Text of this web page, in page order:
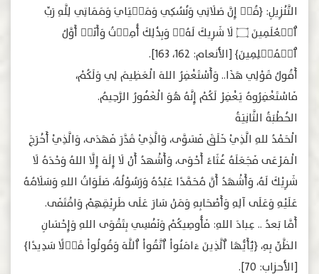
التَّنْزِيلِ: ﴿قُلۡ إِنَّ صَلَاتِي ‌وَنُسُكِي وَمَحۡيَايَ وَمَمَاتِي لِلَّهِ رَبِّ
ٱلۡعَٰلَمِينَ ۝ لَا شَرِيكَ لَهُۥۖ وَبِذَٰلِكَ أُمِرۡتُ وَأَنَا۠ أَوَّلُ
ٱلۡمُسۡلِمِينَ﴾ [الأنعام: 162، 163].
أَقُولُ قَوْلِي هَذَا.. وَأَسْتَغْفِرُ اللهَ الْعَظِيمَ لِي وَلَكُمْ،
فَاسْتَغْفِرُوهُ يَغْفِرْ لَكُمْ إِنَّهُ هُوَ الْغَفُورُ الرَّحِيمُ.
الخُطْبَةُ الثَّانِيَةُ
الْحَمْدُ للهِ الَّذِيْ خَلَقَ فَسَوَّى، وَالَّذِيْ قَدَّرَ فَهَدَى، وَالَّذِيْ أَخْرَجَ
الْـمَرْعَى فَجَعَلَهُ غُثَاءً أَحْوَى، وَأَشْهدُ أَنْ لَا إِلَهَ إِلَّا اللهُ وَحْدَهُ لَا
شَرِيْكَ لَهُ، وَأَشْهَدُ أَنَّ مُحَمَّدًا عَبْدُهُ وَرَسُوْلُهُ، صَلَوَاتُ اللهِ وَسَلَامُهُ
عَلَيْهِ وَعَلَى آلِهِ وَأَصْحَابِهِ وَمَنْ سَارَ عَلَى طَرِيْقِهِمْ وَاقْتَفَى.
أَمَّا بَعدُ .. عِبادَ اللهِ: فَأُوصِيكُمْ وَنَفْسِي بِتَقْوَى اللهِ وَإِحْسَانِ
الظَّنِّ بِهِ، ﴿يَٰٓأَيُّهَا ٱلَّذِينَ ءَامَنُواْ ٱتَّقُواْ ٱللَّهَ وَقُولُواْ قَوۡلًا ‌سَدِيدًا﴾
[الأحزاب: 70].